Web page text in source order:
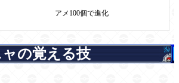
アメ100個で進化
の覚える技